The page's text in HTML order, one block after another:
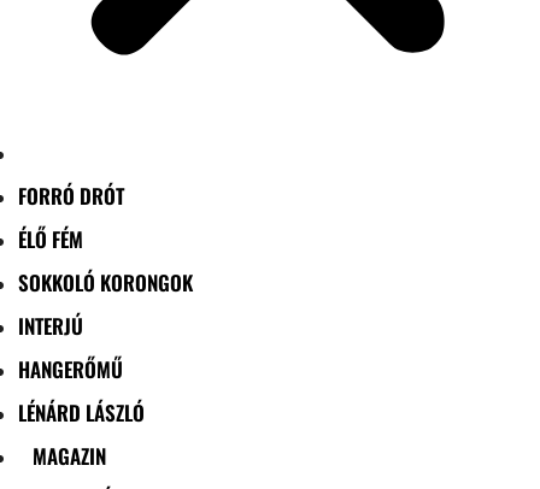
FORRÓ DRÓT
ÉLŐ FÉM
SOKKOLÓ KORONGOK
INTERJÚ
HANGERŐMŰ
LÉNÁRD LÁSZLÓ
MAGAZIN